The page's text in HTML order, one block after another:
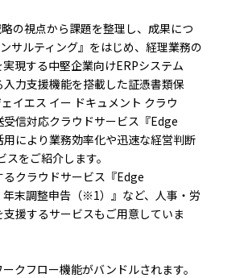
の視点から課題を整理し、成果につ
サルティング』をはじめ、経理業務の
現する中堅企業向けERPシステム
力支援機能を搭載した証憑書類保
イエス イー ドキュメント クラウ
信対応クラウドサービス『Edge
により業務効率化や迅速な経営判断
をご紹介します。
クラウドサービス『Edge
末調整申告（※1）』など、人事・労
援するサービスもご用意していま
フロー機能がバンドルされます。